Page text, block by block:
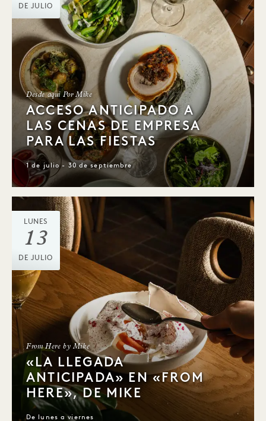
DE JULIO
Desde aquí Por Mike
ACCESO ANTICIPADO A
LAS CENAS DE EMPRESA
PARA LAS FIESTAS
1 de julio - 30 de septiembre
LUNES
13
DE JULIO
From Here by Mike
«LA LLEGADA
ANTICIPADA» EN «FROM
HERE», DE MIKE
De lunes a viernes